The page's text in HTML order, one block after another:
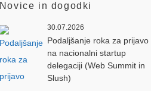
Novice in dogodki
30.07.2026
Podaljšanje roka za prijavo
na nacionalni startup
delegaciji (Web Summit in
Slush)